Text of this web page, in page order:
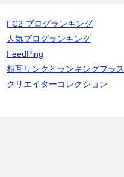
FC2 ブログランキング
人気ブログランキング
FeedPing
相互リンクとランキングプラス
クリエイターコレクション